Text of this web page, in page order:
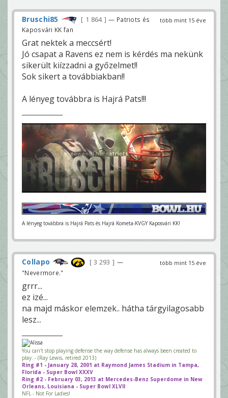
több mint 15 éve
Bruschi85 1 864
— Patriots és
Kaposvári KK fan
Grat nektek a meccsért!
Jó csapat a Ravens ez nem is kérdés ma nekünk
sikerült kiízzadni a győzelmet!!
Sok sikert a továbbiakban!!
A lényeg továbbra is Hajrá Pats!!!
A lényeg továbbra is Hajrá Pats és Hajrá Kometa-KVGY Kaposvári KK!
több mint 15 éve
Collapo 3 293
—
"Nevermore."
grrr...
ez izé...
na majd máskor elemzek.. hátha tárgyilagosabb
lesz...
You can't stop playing defense the way defense has always been created to
play. - (Ray Lewis, retired 2013)
Ring #1 - January 28, 2001 at Raymond James Stadium in Tampa,
Florida - Super Bowl XXXV
Ring #2 - February 03, 2013 at Mercedes-Benz Superdome in New
Orleans, Louisiana - Super Bowl XLVII
NFL - Not For Ladies!